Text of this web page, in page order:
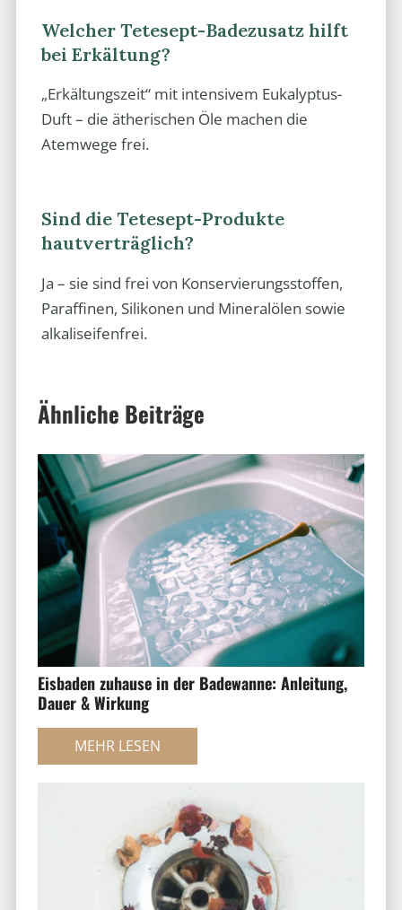
Welcher Tetesept-Badezusatz hilft
bei Erkältung?
„Erkältungszeit“ mit intensivem Eukalyptus-
Duft – die ätherischen Öle machen die
Atemwege frei.
Sind die Tetesept-Produkte
hautverträglich?
Ja – sie sind frei von Konservierungsstoffen,
Paraffinen, Silikonen und Mineralölen sowie
alkaliseifenfrei.
Ähnliche Beiträge
Eisbaden zuhause in der Badewanne: Anleitung,
Dauer & Wirkung
MEHR LESEN